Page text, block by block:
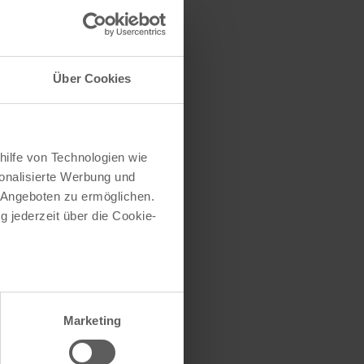
Über Cookies
von Technologien wie
Werbung und
zu ermöglichen.
jederzeit über die Cookie-
sein können
Präferenzen imAbschnitt
Marketing
herausfinden
(oder einen Teil